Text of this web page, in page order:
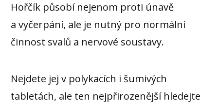
Hořčík působí nejenom proti únavě
a vyčerpání, ale je nutný pro normální
činnost svalů a nervové soustavy.
Nejdete jej v polykacích i šumivých
tabletách, ale ten nejpřirozenější hledejte